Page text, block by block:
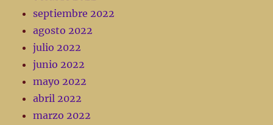
septiembre 2022
agosto 2022
julio 2022
junio 2022
mayo 2022
abril 2022
marzo 2022